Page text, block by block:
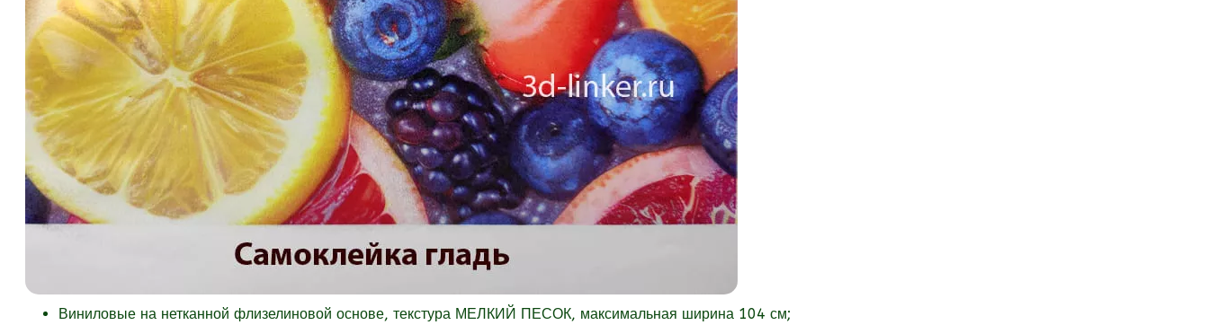
Виниловые на нетканной флизелиновой основе, текстура МЕЛКИЙ ПЕСОК, максимальная ширина 104 см;